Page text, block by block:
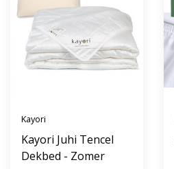
Kayori
Kayori Juhi Tencel
Dekbed - Zomer